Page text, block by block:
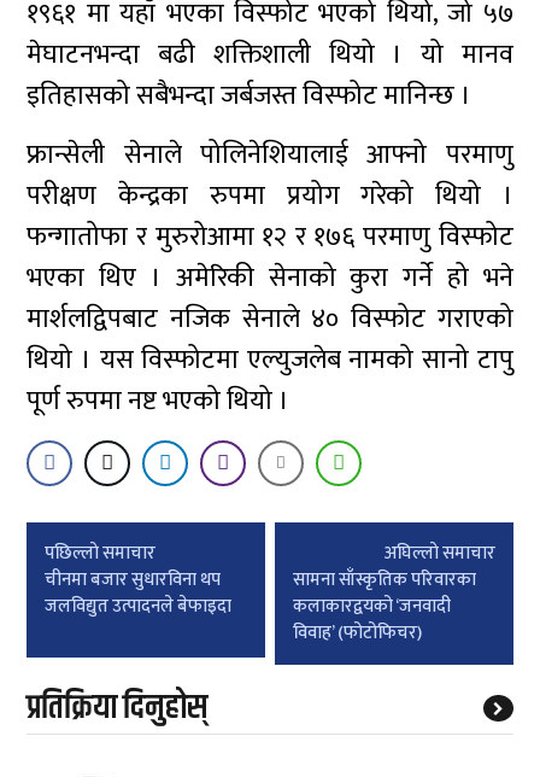
१९६१ मा यहाँ भएका विस्फोट भएको थियो, जो ५७
मेघाटनभन्दा बढी शक्तिशाली थियो । यो मानव
इतिहासको सबैभन्दा जर्बजस्त विस्फोट मानिन्छ ।
फ्रान्सेली सेनाले पोलिनेशियालाई आफ्नो परमाणु
परीक्षण केन्द्रका रुपमा प्रयोग गरेको थियो ।
फन्गातोफा र मुरुरोआमा १२ र १७६ परमाणु विस्फोट
भएका थिए । अमेरिकी सेनाको कुरा गर्ने हो भने
मार्शलद्विपबाट नजिक सेनाले ४० विस्फोट गराएको
थियो । यस विस्फोटमा एल्युजलेब नामको सानो टापु
पूर्ण रुपमा नष्ट भएको थियो ।
Post
navigation
पछिल्लाे समाचार
चीनमा बजार सुधारविना थप
जलविद्युत उत्पादनले बेफाइदा
अघिल्लाे समाचार
सामना साँस्कृतिक परिवारका
कलाकारद्वयको ‘जनवादी
विवाह’ (फोटोफिचर)
प्रतिक्रिया दिनुहोस्